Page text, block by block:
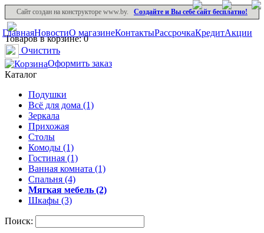
Сайт создан на конструкторе www.by. Создайте и Вы себе сайт бесплатно!
ГлавнаяНовостиО магазинеКонтактыРассрочкаКредитАкции
Товаров в корзине: 0
Очистить
Оформить заказ
Каталог
Подушки
Всё для дома (1)
Зеркала
Прихожая
Столы
Комоды (1)
Гостиная (1)
Ванная комната (1)
Спальня (4)
Мягкая мебель (2)
Шкафы (3)
Поиск: